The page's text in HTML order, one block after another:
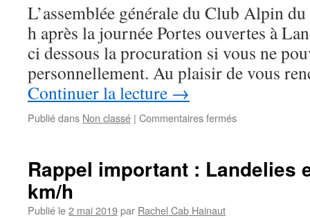
L’assemblée générale du Club Alpin
h après la journée Portes ouvertes à
ci dessous la procuration si vous ne
personnellement. Au plaisir de vous
Continuer la lecture →
Publié dans Non classé | Commentaires ferméssur
25
Rappel important : Landelies
km/h
Publié le2 mai 2019par Rachel Cab Hainaut